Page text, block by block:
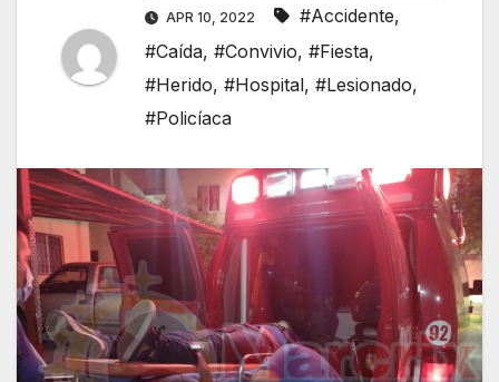
APR 10, 2022 #Accidente,
#Caída, #Convivio, #Fiesta,
#Herido, #Hospital, #Lesionado,
#Policíaca